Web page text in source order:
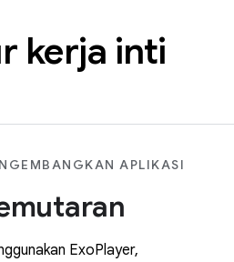
kerja inti
APLIKASI
ExoPlayer,